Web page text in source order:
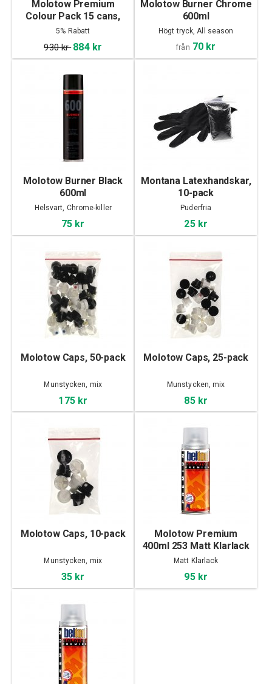
Molotow Premium
Colour Pack 15 cans,
Set B
5% Rabatt
930 kr 884 kr
Molotow Burner Chrome
600ml
Högt tryck, All season
från 70 kr
Molotow Burner Black
600ml
Helsvart, Chrome-killer
75 kr
Montana Latexhandskar,
10-pack
Puderfria
25 kr
Molotow Caps, 50-pack
Munstycken, mix
175 kr
Molotow Caps, 25-pack
Munstycken, mix
85 kr
Molotow Caps, 10-pack
Munstycken, mix
35 kr
Molotow Premium
400ml 253 Matt Klarlack
Matt Klarlack
95 kr